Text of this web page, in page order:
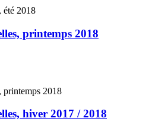
printemps 2018
hiver 2017 / 2018